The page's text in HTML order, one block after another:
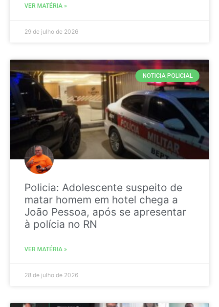
VER MATÉRIA »
29 de julho de 2026
NOTICIA POLICIAL
Policia: Adolescente suspeito de
matar homem em hotel chega a
João Pessoa, após se apresentar
à polícia no RN
VER MATÉRIA »
28 de julho de 2026